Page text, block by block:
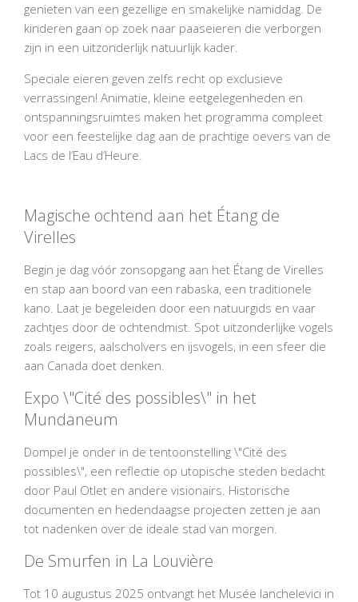
genieten van een gezellige en smakelijke namiddag. De
kinderen gaan op zoek naar paaseieren die verborgen
zijn in een uitzonderlijk natuurlijk kader.
Speciale eieren geven zelfs recht op exclusieve
verrassingen! Animatie, kleine eetgelegenheden en
ontspanningsruimtes maken het programma compleet
voor een feestelijke dag aan de prachtige oevers van de
Lacs de l’Eau d’Heure.
Magische ochtend aan het Étang de
Virelles
Begin je dag vóór zonsopgang aan het Étang de Virelles
en stap aan boord van een rabaska, een traditionele
kano. Laat je begeleiden door een natuurgids en vaar
zachtjes door de ochtendmist. Spot uitzonderlijke vogels
zoals reigers, aalscholvers en ijsvogels, in een sfeer die
aan Canada doet denken.
Expo \"Cité des possibles\" in het
Mundaneum
Dompel je onder in de tentoonstelling \"Cité des
possibles\", een reflectie op utopische steden bedacht
door Paul Otlet en andere visionairs. Historische
documenten en hedendaagse projecten zetten je aan
tot nadenken over de ideale stad van morgen.
De Smurfen in La Louvière
Tot 10 augustus 2025 ontvangt het Musée Ianchelevici in